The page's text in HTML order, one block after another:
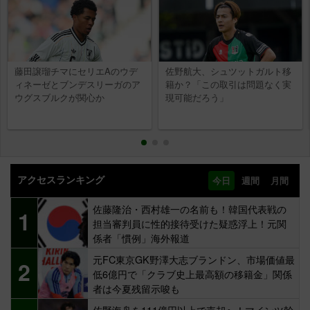
藤田譲瑠チマにセリエAのウデ
ィネーゼとブンデスリーガのア
ウグスブルクが関心か
佐野航大、シュツットガルト移
籍か？「この取引は問題なく実
現可能だろう」
アクセスランキング 今日 週間 月間
1
佐藤隆治・西村雄一の名前も！韓国代表戦の
担当審判員に性的接待受けた疑惑浮上！元関
係者「慣例」海外報道
2
元FC東京GK野澤大志ブランドン、市場価値最
低6億円で「クラブ史上最高額の移籍金」関係
者は今夏残留示唆も